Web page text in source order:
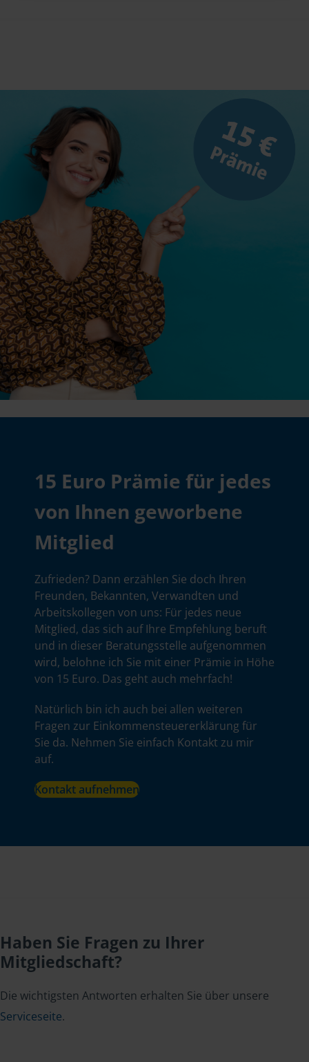
15 Euro Prämie für jedes
von Ihnen geworbene
Mitglied
Zufrieden? Dann erzählen Sie doch Ihren
Freunden, Bekannten, Verwandten und
Arbeitskollegen von uns: Für jedes neue
Mitglied, das sich auf Ihre Empfehlung beruft
und in dieser Beratungsstelle aufgenommen
wird, belohne ich Sie mit einer Prämie in Höhe
von 15 Euro. Das geht auch mehrfach!
Natürlich bin ich auch bei allen weiteren
Fragen zur Einkommensteuererklärung für
Sie da. Nehmen Sie einfach Kontakt zu mir
auf.
Kontakt aufnehmen
Haben Sie Fragen zu Ihrer
Mitgliedschaft?
Die wichtigsten Antworten erhalten Sie über unsere
Serviceseite.